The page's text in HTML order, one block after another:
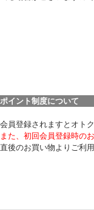
ポイント制度について
会員登録されますとオト
また、初回会員登録時の
直後のお買い物よりご利用